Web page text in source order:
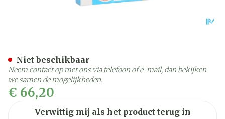
€ 66,20
Verwittig mij als het product terug in
Niet beschikbaar
Neem contact op met ons via telefoon of e-mail, dan bekijken
we samen de mogelijkheden.